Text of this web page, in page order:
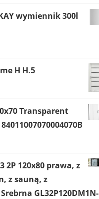
wymiennik 300l
H H.5
Transparent
2P 120x80 prawa, z
z sauną, z
GL32P120DM1N-